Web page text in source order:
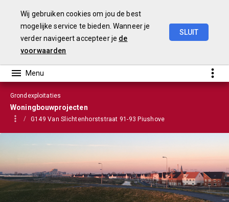
Wij gebruiken cookies om jou de best
mogelijke service te bieden. Wanneer je
verder navigeert accepteer je de
voorwaarden
SLUIT
Grondexploitaties
Woningbouwprojecten
G149 Van Slichtenhorststraat 91-93 Piushove